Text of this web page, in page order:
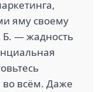
яму своему
Б. — жадность
во всём. Даже